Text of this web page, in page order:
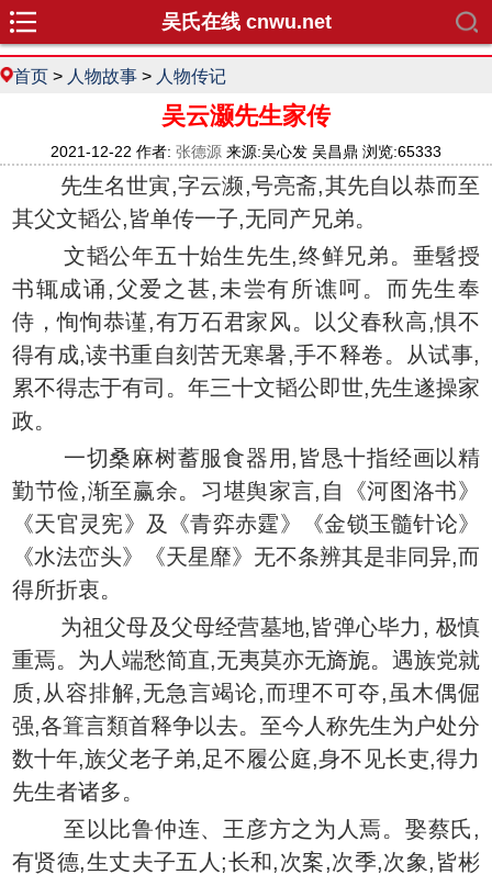
吴氏在线 cnwu.net
首页 > 人物故事 > 人物传记
吴云灏先生家传
2021-12-22 作者: 张德源 来源:吴心发 吴昌鼎 浏览:65333
先生名世寅,字云濒,号亮斋,其先自以恭而至
其父文韬公,皆单传一子,无同产兄弟。
文韬公年五十始生先生,终鲜兄弟。垂髫授
书辄成诵,父爱之甚,未尝有所谯呵。而先生奉
侍，恂恂恭谨,有万石君家风。以父春秋高,惧不
得有成,读书重自刻苦无寒暑,手不释卷。从试事,
累不得志于有司。年三十文韬公即世,先生遂操家
政。
一切桑麻树蓄服食器用,皆恳十指经画以精
勤节俭,渐至赢余。习堪舆家言,自《河图洛书》
《天官灵宪》及《青弈赤霆》《金锁玉髓针论》
《水法峦头》《天星靡》无不条辨其是非同异,而
得所折衷。
为祖父母及父母经营墓地,皆弹心毕力, 极慎
重焉。为人端愁简直,无夷莫亦无旖旎。遇族党就
质,从容排解,无急言竭论,而理不可夺,虽木偶倔
强,各箿言類首释争以去。至今人称先生为户处分
数十年,族父老子弟,足不履公庭,身不见长吏,得力
先生者诸多。
至以比鲁仲连、王彦方之为人焉。娶蔡氏,
有贤德,生丈夫子五人;长和,次案,次季,次象,皆彬